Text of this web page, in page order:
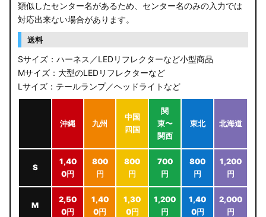
類似したセンター名があるため、センター名のみの入力では
対応出来ない場合があります。
送料
Sサイズ：ハーネス／LEDリフレクターなど小型商品
Mサイズ：大型のLEDリフレクターなど
Lサイズ：テールランプ／ヘッドライトなど
沖縄 九州
中国
四国
関
東〜
関西
東北 北海道
S
1,40
0円
800
円
800
円
700
円
800
円
1,200
円
M
2,50
0円
1,40
0円
1,30
0円
1,200
円
1,40
0円
2,000
円